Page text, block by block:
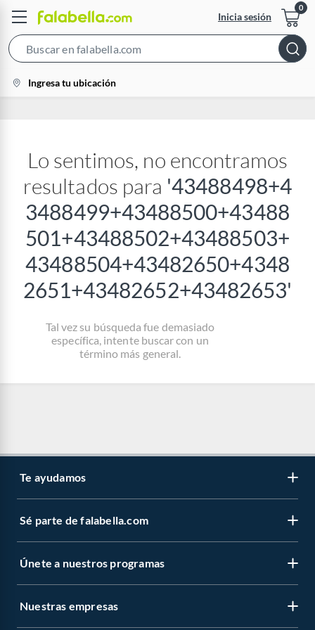
Inicia sesión
Bar
location-
icon
Ingresa tu ubicación
Lo sentimos, no encontramos
resultados para '43488498+4
3488499+43488500+43488
501+43488502+43488503+
43488504+43482650+4348
2651+43482652+43482653'
Tal vez su búsqueda fue demasiado
específica, intente buscar con un
término más general.
Te ayudamos
Sé parte de falabella.com
Únete a nuestros programas
Nuestras empresas